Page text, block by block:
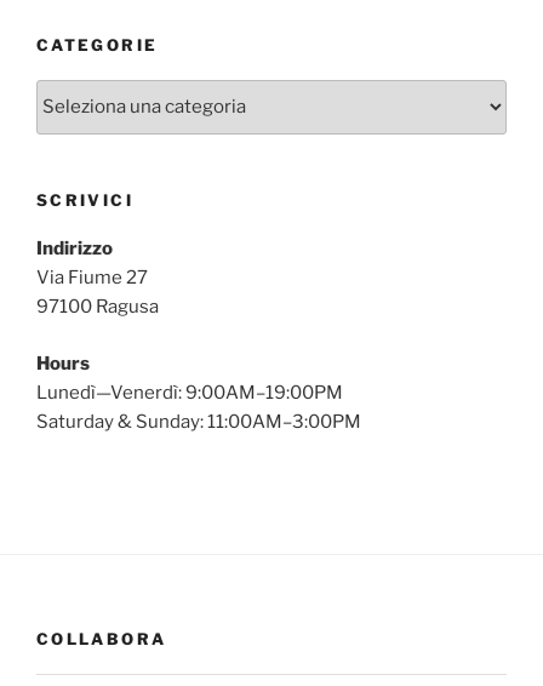
CATEGORIE
Categorie
SCRIVICI
Indirizzo
Via Fiume 27
97100 Ragusa
Hours
Lunedì—Venerdì: 9:00AM–19:00PM
Saturday & Sunday: 11:00AM–3:00PM
COLLABORA